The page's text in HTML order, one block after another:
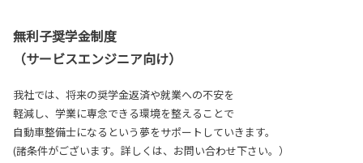
無利子奨学金制度
（サービスエンジニア向け）
我社では、将来の奨学金返済や就業への不安を
軽減し、学業に専念できる環境を整えることで
自動車整備士になるという夢をサポートしていきます。
(諸条件がございます。詳しくは、お問い合わせ下さい。）